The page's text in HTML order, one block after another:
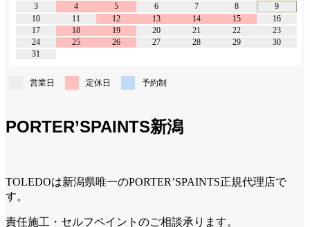
3
4 5 6 7 8
9
10
11 12 13 14 15
16
17
18 19 20 21 22
23
24
25 26 27 28 29
30
31
営業日 定休日 予約制
PORTER’SPAINTS新潟
TOLEDOは新潟県唯一のPORTER’SPAINTS正規代理店で
す。
責任施工・セルフペイントのご相談承ります。